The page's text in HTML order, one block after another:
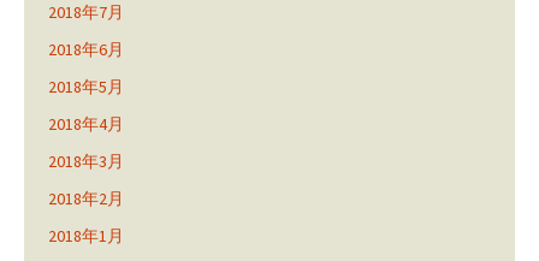
2018年7月
2018年6月
2018年5月
2018年4月
2018年3月
2018年2月
2018年1月